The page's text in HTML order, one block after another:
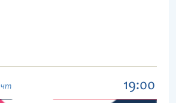
чт 19:00